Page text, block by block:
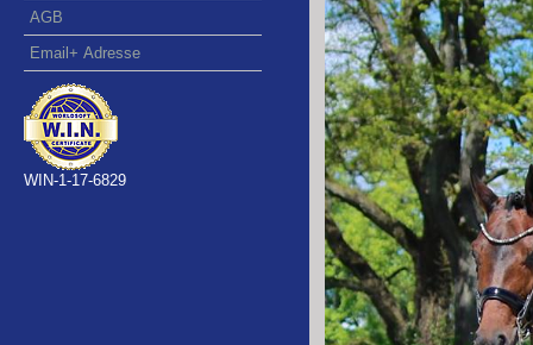
AGB
Email+ Adresse
WIN-1-17-6829